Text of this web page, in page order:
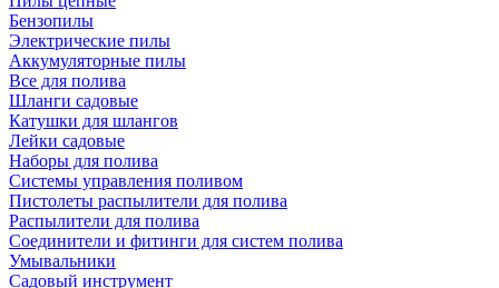
Бензопилы
Электрические пилы
Аккумуляторные пилы
Все для полива
Шланги садовые
Катушки для шлангов
Лейки садовые
Наборы для полива
Системы управления поливом
Пистолеты распылители для полива
Распылители для полива
Соединители и фитинги для систем полива
Умывальники
Садовый инструмент